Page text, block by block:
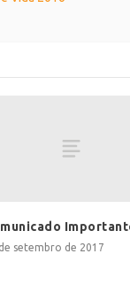
setembro de 2017